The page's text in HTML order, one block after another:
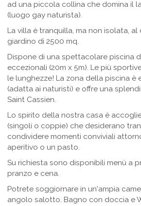
ad una piccola collina che domina il
(luogo gay naturista).
La villa è tranquilla, ma non isolata,
giardino di 2500 mq.
Dispone di una spettacolare piscina
eccezionali (20m x 5m). Le più
le lunghezze! La zona della piscina è
(adatta ai naturisti) e offre una
Saint Cassien.
Lo spirito della nostra casa è
(singoli o coppie) che desiderano
condividere momenti conviviali
aperitivo o un pasto.
Su richiesta sono disponibili menù a
pranzo e cena.
Potrete soggiornare in un'ampia
angolo salotto. Bagno con doccia e